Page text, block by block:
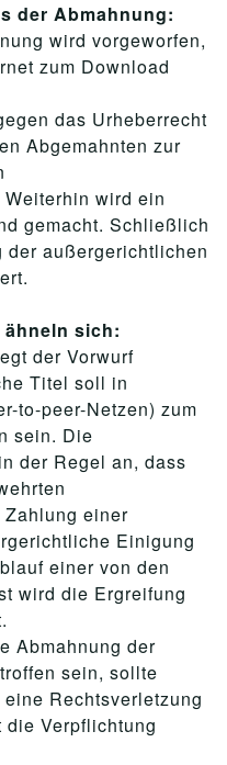
der Abmahnung:
wird vorgeworfen,
zum Download
das Urheberrecht
Abgemahnten zur
wird ein
gemacht. Schließlich
außergerichtlichen
sich:
der Vorwurf
Titel soll in
to-peer-Netzen) zum
sein. Die
der Regel an, dass
einer
Einigung
einer von den
wird die Ergreifung
Abmahnung der
sein, sollte
Rechtsverletzung
Verpflichtung